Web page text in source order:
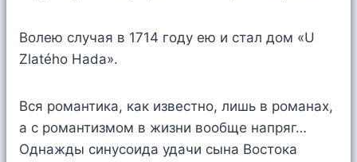
Волею случая в 1714 году ею и стал дом «U
Zlatého Hada».
Вся романтика, как известно, лишь в романах,
а с романтизмом в жизни вообще напряг…
Однажды синусоида удачи сына Востока